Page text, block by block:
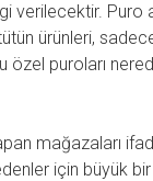
verilecektir.
ürünleri,
puroları
mağazaları
için büyük